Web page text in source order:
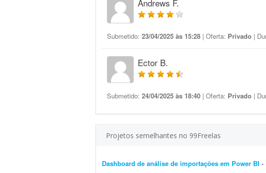
Andrews F.
Submetido: 23/04/2025 às 15:28 | Oferta: Privado |
Ector B.
Submetido: 24/04/2025 às 18:40 | Oferta: Privado |
Projetos semelhantes no 99Freelas
Dashboard de análise de importações em Power BI -